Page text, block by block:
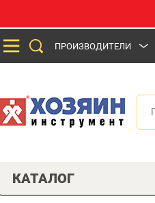
ПРОИЗВОДИТЕЛИ
КАТАЛОГ